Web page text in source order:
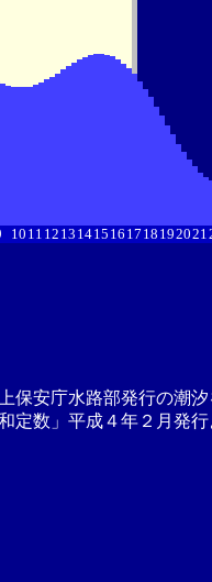
10 11 12 13 1415 16 17 18 192021
安庁水路部発行の潮汐
数」平成４年２月発行